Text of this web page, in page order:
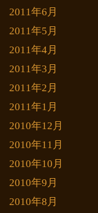
2011年6月
2011年5月
2011年4月
2011年3月
2011年2月
2011年1月
2010年12月
2010年11月
2010年10月
2010年9月
2010年8月